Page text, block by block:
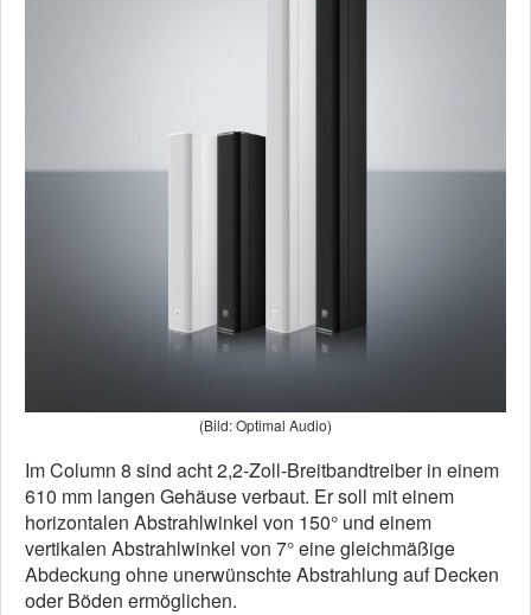
(Bild: Optimal Audio)
Im Column 8 sind acht 2,2-Zoll-Breitbandtreiber in einem
610 mm langen Gehäuse verbaut. Er soll mit einem
horizontalen Abstrahlwinkel von 150° und einem
vertikalen Abstrahlwinkel von 7° eine gleichmäßige
Abdeckung ohne unerwünschte Abstrahlung auf Decken
oder Böden ermöglichen.